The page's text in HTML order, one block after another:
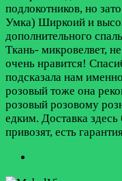
подлокотников, но
Умка) Ширкоий и
дополнительного
Ткань- микровелвет,
очень нравится!
подсказала нам
розовый тоже она
розовый розовому
едким. Доставка
привозят, есть